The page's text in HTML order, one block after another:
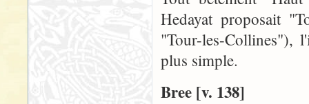
Hedayat proposait
"Tour-les-Collines"),
plus simple.
Bree [v. 138]